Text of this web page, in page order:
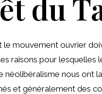
du
le mouvement ouvrier
raisons pour lesquelles
néolibéralisme nous ont
et généralement des